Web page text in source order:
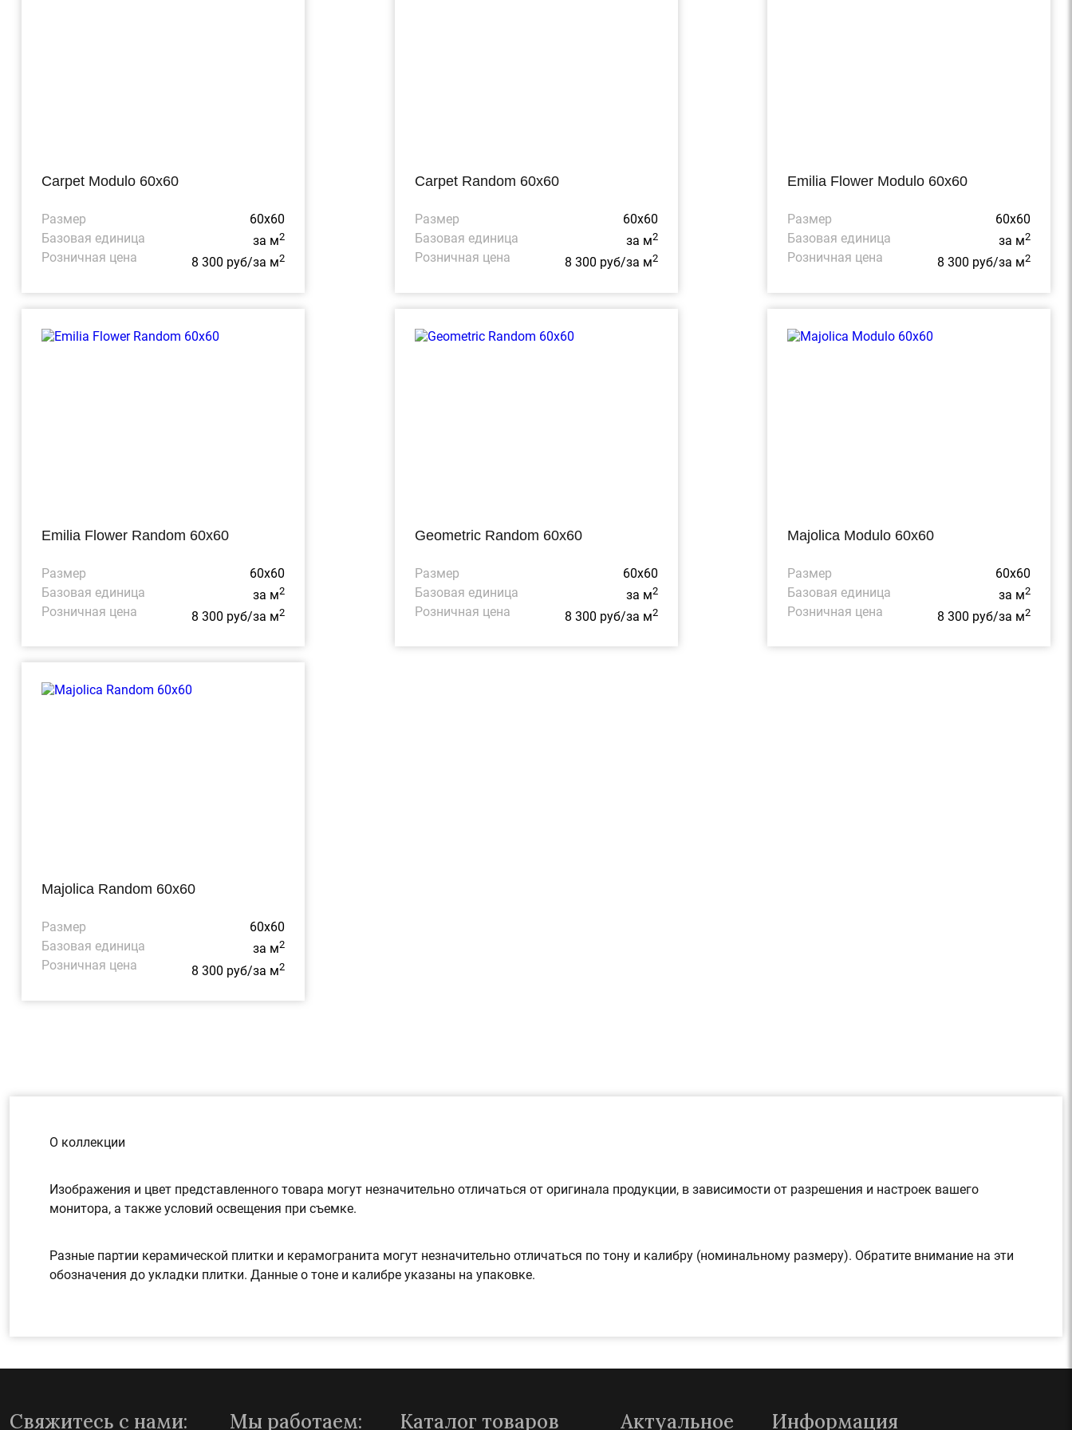
Carpet Modulo 60x60
60x60
Размер
за м2
Базовая единица
8 300 руб/за м2
Розничная цена
Carpet Random 60x60
60x60
Размер
за м2
Базовая единица
8 300 руб/за м2
Розничная цена
Emilia Flower Modulo 60x60
60x60
Размер
за м2
Базовая единица
8 300 руб/за м2
Розничная цена
Emilia Flower Random 60x60
60x60
Размер
за м2
Базовая единица
8 300 руб/за м2
Розничная цена
Geometric Random 60x60
60x60
Размер
за м2
Базовая единица
8 300 руб/за м2
Розничная цена
Majolica Modulo 60x60
60x60
Размер
за м2
Базовая единица
8 300 руб/за м2
Розничная цена
Majolica Random 60x60
60x60
Размер
за м2
Базовая единица
8 300 руб/за м2
Розничная цена
О коллекции
Изображения и цвет представленного товара могут незначительно отличаться от оригинала продукции, в зависимости от разрешения и настроек вашего
монитора, а также условий освещения при съемке.
Разные партии керамической плитки и керамогранита могут незначительно отличаться по тону и калибру (номинальному размеру). Обратите внимание на эти
обозначения до укладки плитки. Данные о тоне и калибре указаны на упаковке.
Свяжитесь с нами: Мы работаем: Каталог товаров Актуальное Информация